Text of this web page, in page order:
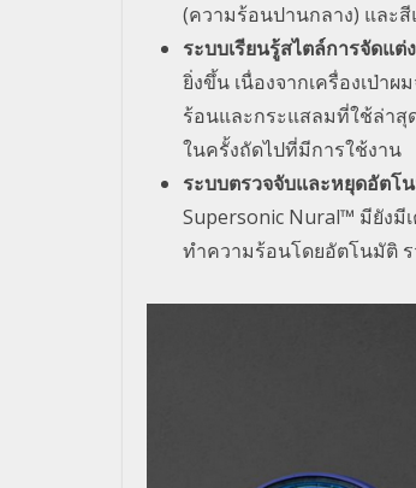
(ความร้อนปานกลาง) และสี
ระบบเรียนรู้สไตล์การจัดแ
ยิ่งขึ้น เนื่องจากเครื่องเป่า
ร้อนและกระแสลมที่ใช้ล่า
ในครั้งถัดไปที่มีการใช้งาน
ระบบตรวจจับและหยุดอัตโ
Supersonic Nural™ มียังมี
ทำความร้อนโดยอัตโนมัติ